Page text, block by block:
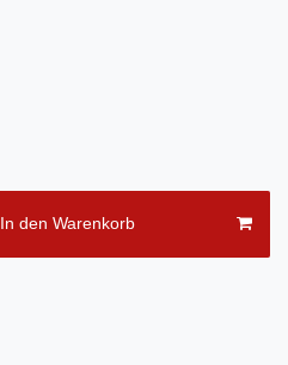
In den Warenkorb